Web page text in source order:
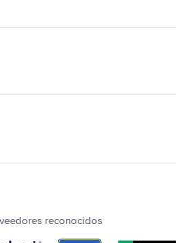
reconocidos